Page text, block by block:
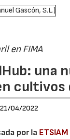
en FIMA
una
cultivos
21/04/2022
por la